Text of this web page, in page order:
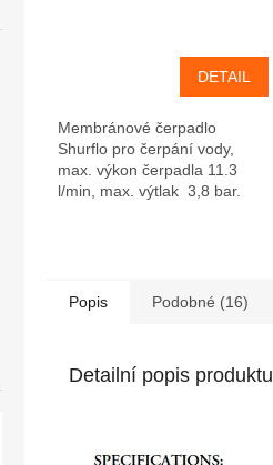
DETAIL
Membránové čerpadlo
Shurflo pro čerpání vody,
max. výkon čerpadla 11.3
l/min, max. výtlak 3,8 bar.
Popis Podobné (16)
Detailní popis produktu